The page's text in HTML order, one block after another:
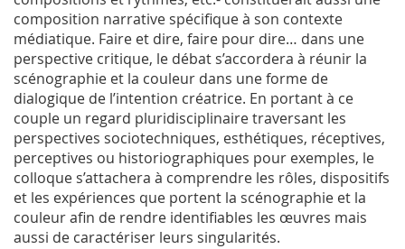
composition narrative spécifique à son contexte
médiatique. Faire et dire, faire pour dire… dans une
perspective critique, le débat s’accordera à réunir la
scénographie et la couleur dans une forme de
dialogique de l’intention créatrice. En portant à ce
couple un regard pluridisciplinaire traversant les
perspectives sociotechniques, esthétiques, réceptives,
perceptives ou historiographiques pour exemples, le
colloque s’attachera à comprendre les rôles, dispositifs
et les expériences que portent la scénographie et la
couleur afin de rendre identifiables les œuvres mais
aussi de caractériser leurs singularités.